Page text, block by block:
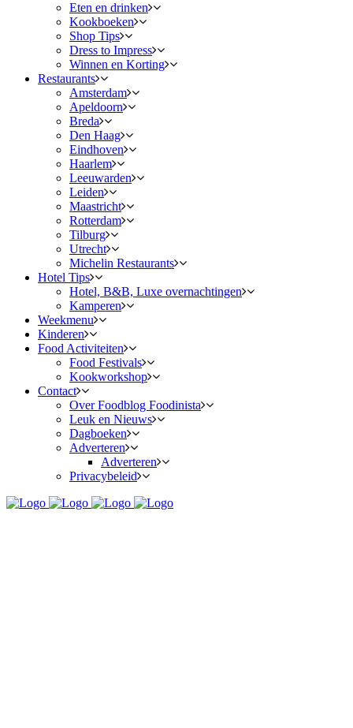
Eten en drinken
Kookboeken
Shop Tips
Dress to Impress
Winnen en Korting
Restaurants
Amsterdam
Apeldoorn
Breda
Den Haag
Eindhoven
Haarlem
Leeuwarden
Leiden
Maastricht
Rotterdam
Tilburg
Utrecht
Michelin Restaurants
Hotel Tips
Hotel, B&B, Luxe overnachtingen
Kamperen
Weekmenu
Kinderen
Food Activiteiten
Food Festivals
Kookworkshop
Contact
Over Foodblog Foodinista
Leuk en Nieuws
Dagboeken
Adverteren
Adverteren
Privacybeleid